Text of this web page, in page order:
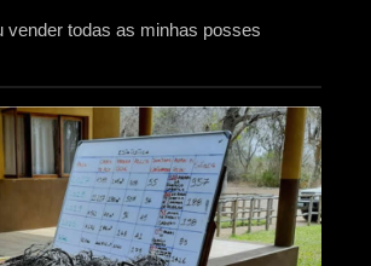
vender todas as minhas posses